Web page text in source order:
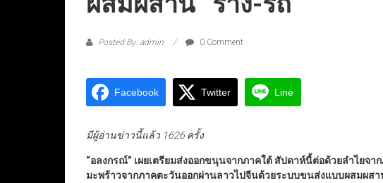
Posted By: admin 0 Comment
Facebook Twitter Line
มีผู้อ่านข่าวนี้แล้ว 1626 ครั้ง
“อลงกรณ์” เผยเตรียมส่งออกขนุนจากภาคใต้ สัปดาห์นี้ต่อด้วยลำไยจ
มะพร้าวจากภาคตะวันออกผ่านลาวไปจีนด้วยระบบขนส่งแบบผสมผส